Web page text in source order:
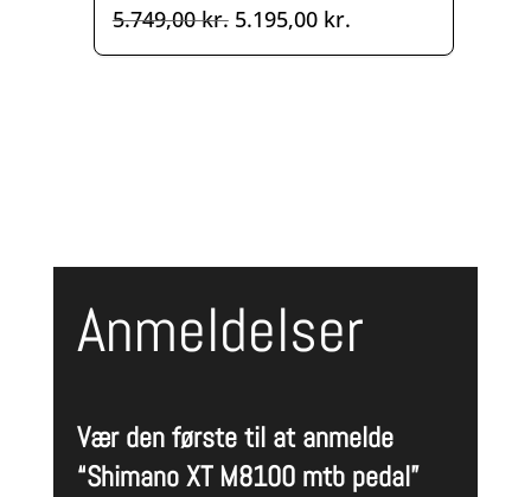
5.749,00kr. Den
oprindelige
5.195,00 kr.Den
aktuelle
Anmeldelser
Vær den første til at anmelde
“Shimano XT M8100 mtb pedal”